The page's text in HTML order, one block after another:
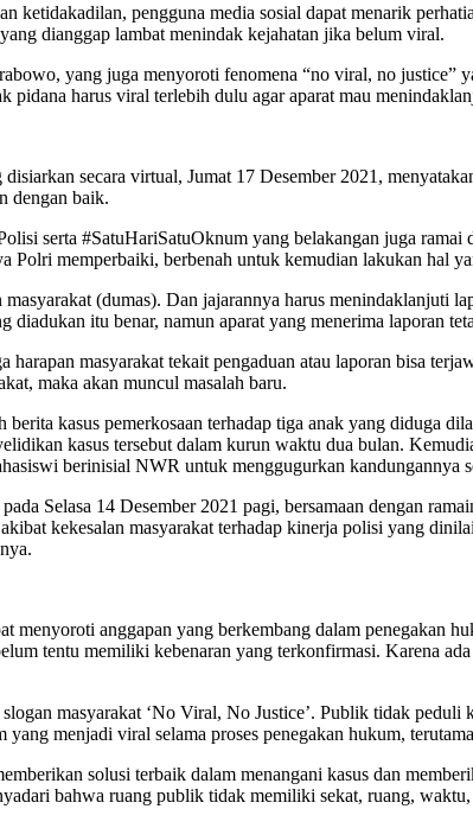
ketidakadilan, pengguna media sosial dapat menarik
dianggap lambat menindak kejahatan jika belum viral.
yang juga menyoroti fenomena “no viral, no justice”
harus viral terlebih dulu agar aparat mau
secara virtual, Jumat 17 Desember 2021,
dengan baik.
serta #SatuHariSatuOknum yang belakangan juga
Polri memperbaiki, berbenah untuk kemudian lakukan hal
(dumas). Dan jajarannya harus menindaklanjuti
itu benar, namun aparat yang menerima laporan
masyarakat tekait pengaduan atau laporan bisa
maka akan muncul masalah baru.
berita kasus pemerkosaan terhadap tiga anak yang diduga
kasus tersebut dalam kurun waktu dua bulan.
berinisial NWR untuk menggugurkan kandungannya
Selasa 14 Desember 2021 pagi, bersamaan dengan
kekesalan masyarakat terhadap kinerja polisi yang
menyoroti anggapan yang berkembang dalam penegakan
tentu memiliki kebenaran yang terkonfirmasi. Karena
masyarakat ‘No Viral, No Justice’. Publik tidak
menjadi viral selama proses penegakan hukum,
solusi terbaik dalam menangani kasus dan
bahwa ruang publik tidak memiliki sekat, ruang, waktu,